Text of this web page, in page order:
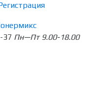
37 Пн—Пт 9.00-18.00